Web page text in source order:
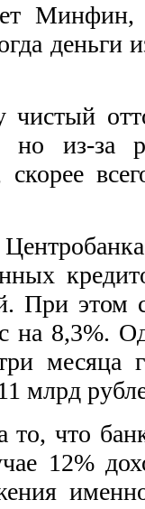
Минфин,
деньги
но из-за
При этом
на 8,3%.
месяца
млрд
то, что
12%